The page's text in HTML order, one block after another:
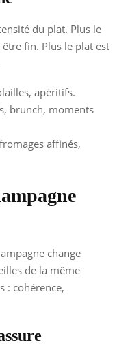
du plat. Plus le
fin. Plus le plat est
apéritifs.
brunch, moments
affinés,
change
de la même
: cohérence,